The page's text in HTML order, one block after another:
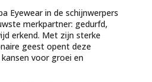
Eyewear in de schijnwerpers
merkpartner: gedurfd,
erkend. Met zijn sterke
geest opent deze
voor groei en